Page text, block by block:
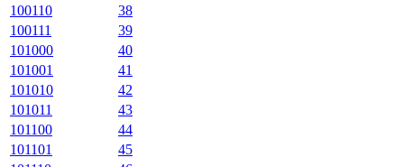
100110
38
100111
39
101000
40
101001
41
101010
42
101011
43
101100
44
101101
45